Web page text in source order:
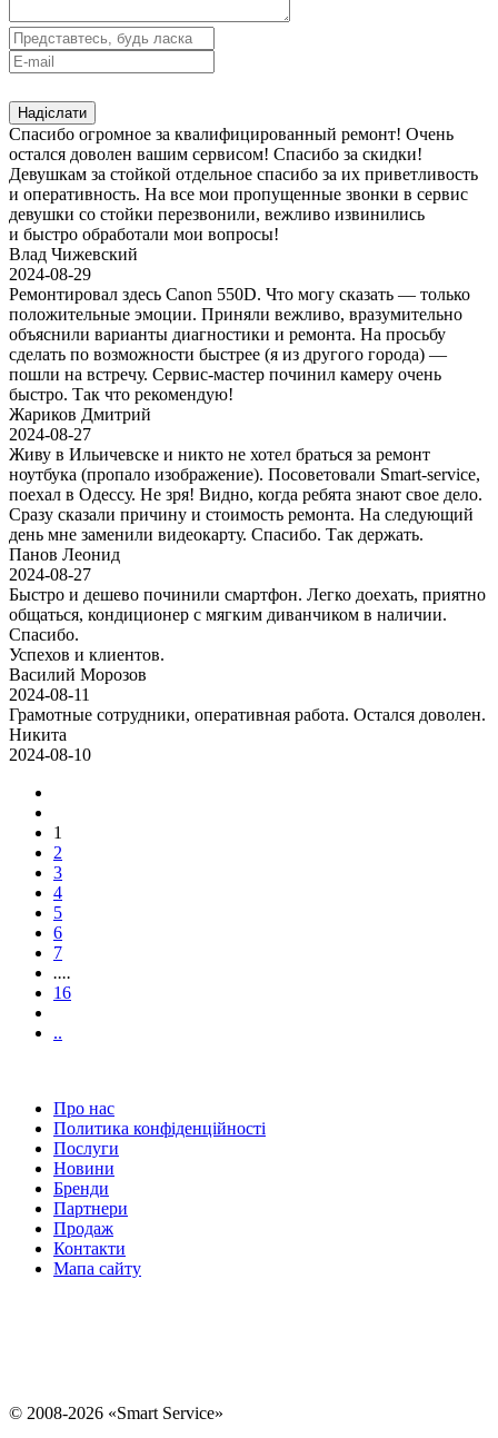
Спасибо огромное за квалифицированный ремонт! Очень
остался доволен вашим сервисом! Спасибо за скидки!
Девушкам за стойкой отдельное спасибо за их приветливость
и оперативность. На все мои пропущенные звонки в сервис
девушки со стойки перезвонили, вежливо извинились
и быстро обработали мои вопросы!
Влад Чижевский
2024-08-29
Ремонтировал здесь Canon 550D. Что могу сказать — только
положительные эмоции. Приняли вежливо, вразумительно
объяснили варианты диагностики и ремонта. На просьбу
сделать по возможности быстрее (я из другого города) —
пошли на встречу. Сервис-мастер починил камеру очень
быстро. Так что рекомендую!
Жариков Дмитрий
2024-08-27
Живу в Ильичевске и никто не хотел браться за ремонт
ноутбука (пропало изображение). Посоветовали Smart-service,
поехал в Одессу. Не зря! Видно, когда ребята знают свое дело.
Сразу сказали причину и стоимость ремонта. На следующий
день мне заменили видеокарту. Спасибо. Так держать.
Панов Леонид
2024-08-27
Быстро и дешево починили смартфон. Легко доехать, приятно
общаться, кондиционер с мягким диванчиком в наличии.
Спасибо.
Успехов и клиентов.
Василий Морозов
2024-08-11
Грамотные сотрудники, оперативная работа. Остался доволен.
Никита
2024-08-10
1
2
3
4
5
6
7
....
16
..
Про нас
Политика конфіденційності
Послуги
Новини
Бренди
Партнери
Продаж
Контакти
Мапа сайту
© 2008-2026 «Smart Service»